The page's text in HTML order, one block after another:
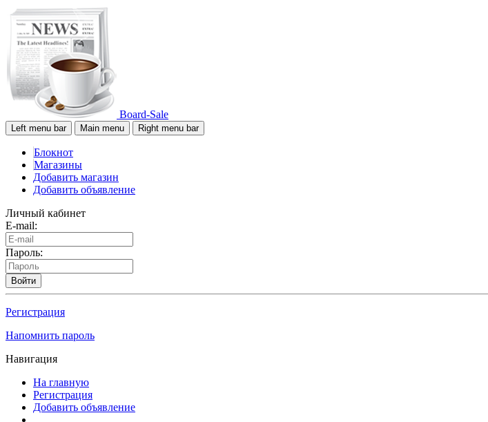
Board-Sale
Left menu bar Main menu Right menu bar
Блокнот
Магазины
Добавить магазин
Добавить объявление
Личный кабинет
E-mail:
Пароль:
Войти
Регистрация
Напомнить пароль
Навигация
На главную
Регистрация
Добавить объявление